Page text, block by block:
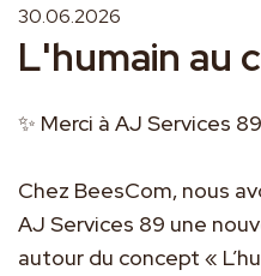
30.06.2026
L'humain au
✨ Merci à AJ Services
Chez BeesCom, nous
AJ Services 89 une
autour du concept «